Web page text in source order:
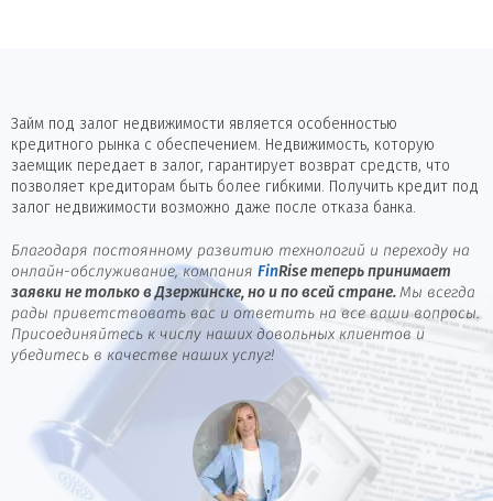
Займ под залог недвижимости является особенностью
кредитного рынка с обеспечением. Недвижимость, которую
заемщик передает в залог, гарантирует возврат средств, что
позволяет кредиторам быть более гибкими. Получить кредит под
залог недвижимости возможно даже после отказа банка.
Благодаря постоянному развитию технологий и переходу на
онлайн-обслуживание, компания FinRise теперь принимает
заявки не только в Дзержинске, но и по всей стране. Мы всегда
рады приветствовать вас и ответить на все ваши вопросы.
Присоединяйтесь к числу наших довольных клиентов и
убедитесь в качестве наших услуг!